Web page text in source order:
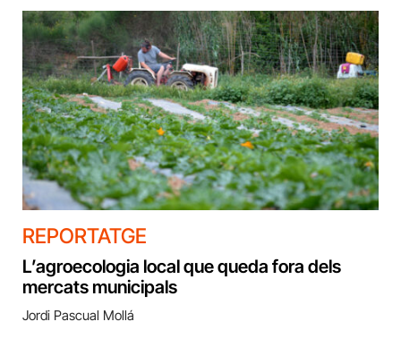
REPORTATGE
L’agroecologia local que queda fora dels
mercats municipals
Jordi Pascual Mollá